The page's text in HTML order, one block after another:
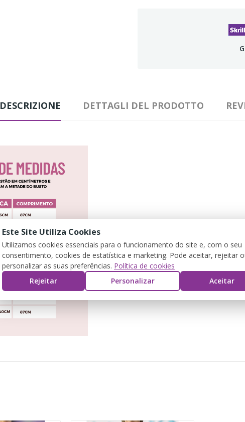
DESCRIZIONE DETTAGLI DEL PRODOTTO
Este Site Utiliza Cookies
Utilizamos cookies essenciais para o funcionamento do site e, com o seu
consentimento, cookies de estatística e marketing. Pode aceitar, rejeitar
personalizar as suas preferências. Política de cookies
Rejeitar
Personalizar Aceitar